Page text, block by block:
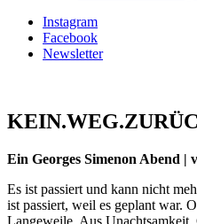
Instagram
Facebook
Newsletter
Ein Georges Simenon Abend |
Es ist passiert und kann nicht
ist passiert, weil es geplant war.
Langeweile. Aus